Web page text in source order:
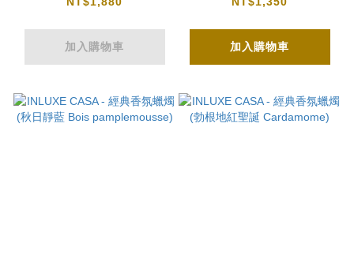
加入購物車 加入購物車